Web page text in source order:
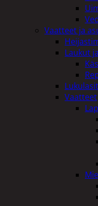
Vaatteet ja
Laukut
Lukulasit
Vaatteet